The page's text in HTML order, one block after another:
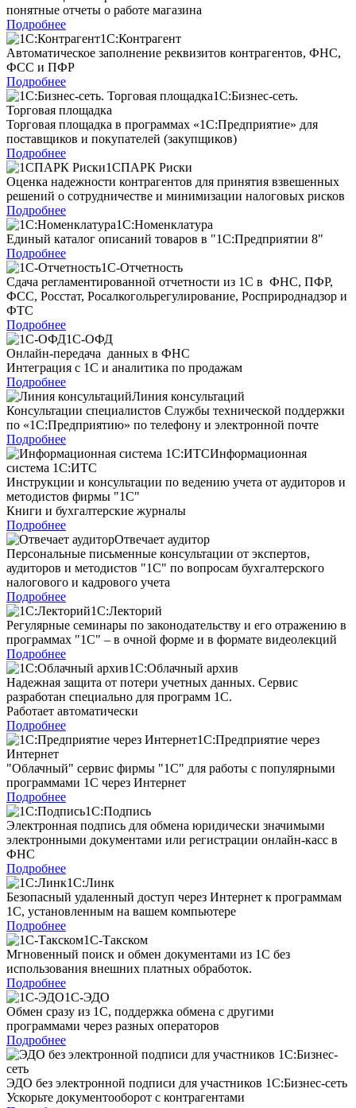
понятные отчеты о работе магазина
Подробнее
1С:Контрагент
Автоматическое заполнение реквизитов контрагентов, ФНС,
ФСС и ПФР
Подробнее
1С:Бизнес-сеть.
Торговая площадка
Торговая площадка в программах «1С:Предприятие» для
поставщиков и покупателей (закупщиков)
Подробнее
1СПАРК Риски
Оценка надежности контрагентов для принятия взвешенных
решений о сотрудничестве и минимизации налоговых рисков
Подробнее
1С:Номенклатура
Единый каталог описаний товаров в "1С:Предприятии 8"
Подробнее
1С-Отчетность
Сдача регламентированной отчетности из 1С в ФНС, ПФР,
ФСС, Росстат, Росалкогольрегулирование, Росприроднадзор и
ФТС
Подробнее
1С-ОФД
Онлайн-передача данных в ФНС
Интеграция с 1С и аналитика по продажам
Подробнее
Линия консультаций
Консультации специалистов Службы технической поддержки
по «1С:Предприятию» по телефону и электронной почте
Подробнее
Информационная
система 1С:ИТС
Инструкции и консультации по ведению учета от аудиторов и
методистов фирмы "1С"
Книги и бухгалтерские журналы
Подробнее
Отвечает аудитор
Персональные письменные консультации от экспертов,
аудиторов и методистов "1С" по вопросам бухгалтерского
налогового и кадрового учета
Подробнее
1С:Лекторий
Регулярные семинары по законодательству и его отражению в
программах "1С" – в очной форме и в формате видеолекций
Подробнее
1С:Облачный архив
Надежная защита от потери учетных данных. Сервис
разработан специально для программ 1С.
Работает автоматически
Подробнее
1С:Предприятие через
Интернет
"Облачный" сервис фирмы "1С" для работы с популярными
программами 1С через Интернет
Подробнее
1С:Подпись
Электронная подпись для обмена юридически значимыми
электронными документами или регистрации онлайн-касс в
ФНС
Подробнее
1С:Линк
Безопасный удаленный доступ через Интернет к программам
1С, установленным на вашем компьютере
Подробнее
1С-Такском
Мгновенный поиск и обмен документами из 1С без
использования внешних платных обработок.
Подробнее
1С-ЭДО
Обмен сразу из 1С, поддержка обмена с другими
программами через разных операторов
Подробнее
ЭДО без электронной подписи для участников 1С:Бизнес-сеть
Ускорьте документооборот с контрагентами